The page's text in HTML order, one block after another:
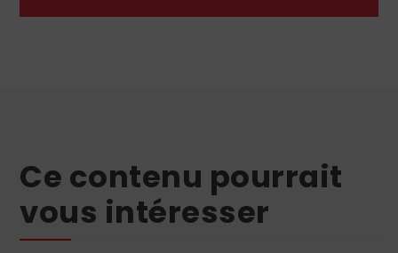
Ce contenu pourrait
vous intéresser